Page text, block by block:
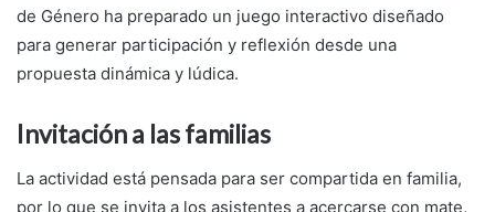
de Género ha preparado un juego interactivo diseñado
para generar participación y reflexión desde una
propuesta dinámica y lúdica.
Invitación a las familias
La actividad está pensada para ser compartida en familia,
por lo que se invita a los asistentes a acercarse con mate,